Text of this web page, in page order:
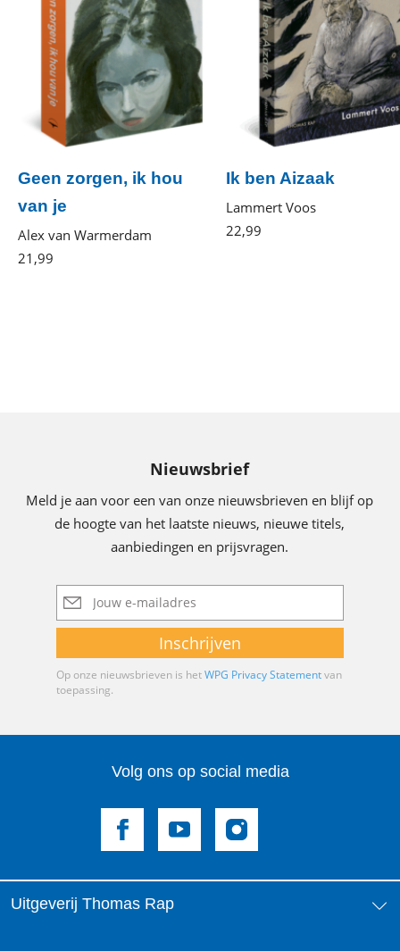
Geen zorgen, ik hou
van je
Alex van Warmerdam
21 ,99
Ik ben Aizaak
Lammert Voos
22,99
Nieuwsbrief
Meld je aan voor een van onze nieuwsbrieven en blijf op
de hoogte van het laatste nieuws, nieuwe titels,
aanbiedingen en prijsvragen.
E-
mailadres
Inschrijven
Op onze nieuwsbrieven is hetWPG Privacy Statementvan
toepassing.
Volg ons op social media
Uitgeverij Thomas Rap